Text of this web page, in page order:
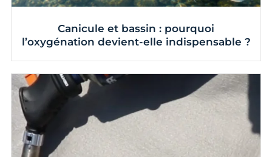
Canicule et bassin : pourquoi
l’oxygénation devient-elle indispensable ?